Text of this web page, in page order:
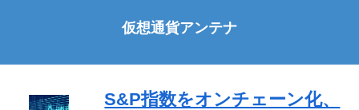
仮想通貨アンテナ
S&P指数をオンチェーン化、